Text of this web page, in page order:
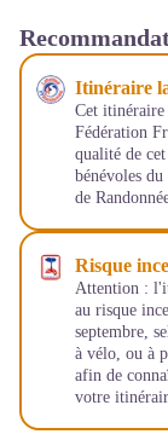
Itinéraire
Cet
Fédération
qualité de
bénévoles du
de
Risque
Attention :
au risque
septembre,
à vélo, ou à
afin de
votre